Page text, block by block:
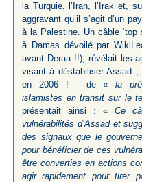
la Turquie, l’Iran, l’Irak et,
aggravant qu’il s’agit d’un
à la Palestine. Un câble ‘top
à Damas dévoilé par
avant Deraa !!), révélait les
visant à déstabiliser Assad
en 2006 ! - de « la
islamistes en transit sur le
présentait ainsi : « Ce
vulnérabilités d’Assad et
des signaux que le
pour bénéficier de ces
être converties en actions
agir rapidement pour tirer